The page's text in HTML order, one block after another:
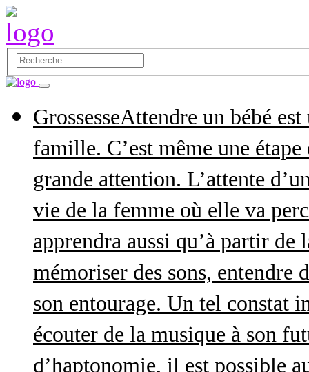
GrossesseAttendre un bébé
famille. C’est même une
grande attention. L’attente
vie de la femme où elle va
apprendra aussi qu’à partir
mémoriser des sons, entendre
son entourage. Un tel constat
écouter de la musique à son
d’haptonomie, il est possible